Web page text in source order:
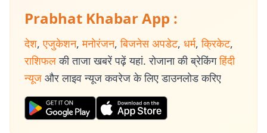
Prabhat Khabar App :
देश, एजुकेशन, मनोरंजन, बिजनेस अपडेट, धर्म, क्रिकेट,
राशिफल की ताजा खबरें पढ़ें यहां. रोजाना की ब्रेकिंग हिंदी
न्यूज और लाइव न्यूज कवरेज के लिए डाउनलोड करिए